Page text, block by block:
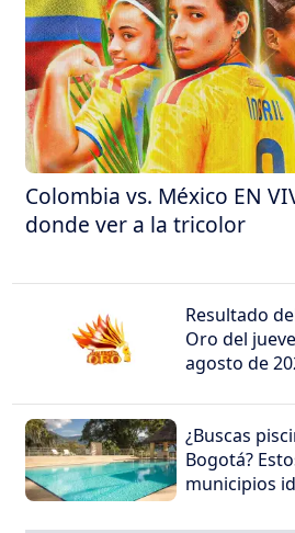
Colombia vs. México EN
donde ver a la tricolor
Resultado
Oro del
agosto de
¿Buscas
Bogotá?
municipios